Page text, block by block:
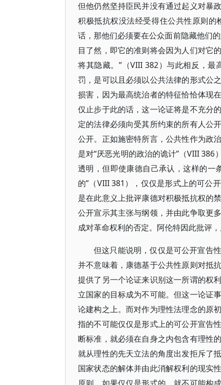
但他仍然坚持臣民并没有通过起义对暴
积极抵抗权没法经受得住公共性原则
话，那他们必须要在公众面前隐藏他们
目了然，即它的准则将会因为人们对它
将其隐藏。”（VIII 382）与此相反，
罚，是可以且必须以公共法律的形式公
损害，因为最高统治者的特征恰恰体现
仅止步于此的话，这一论证将是不充分
定的法律必须向受其所约束的所有人公
公开。正如施密特所言，公共性作为政
是对“厌恶光明的政治的诡计”（VIII
透明，但即使康德自己承认，这样的一
的”（VIII 381），仅仅是形式上的可公
是在此意义上批评康德对积极抵抗权的
公开宣示其主张与纲领，并由此争取更
成对革命权利的否定。阿伦特因此批评
但这只能说明，仅仅是可公开宣告
并不意味着，康德基于公共性原则对抵
提供了另一个论证来识别这一所谓的权
立国家的目标成为不可能。但这一论证
论建构之上。而对作为理性法理念的原
指的不可能仅仅是形式上的可公开宣告
断标准，就必须在自身之内包含有理性
就从理性的先天立法的角度出发拒斥了
国家状态的解体并由此消解权利的现实